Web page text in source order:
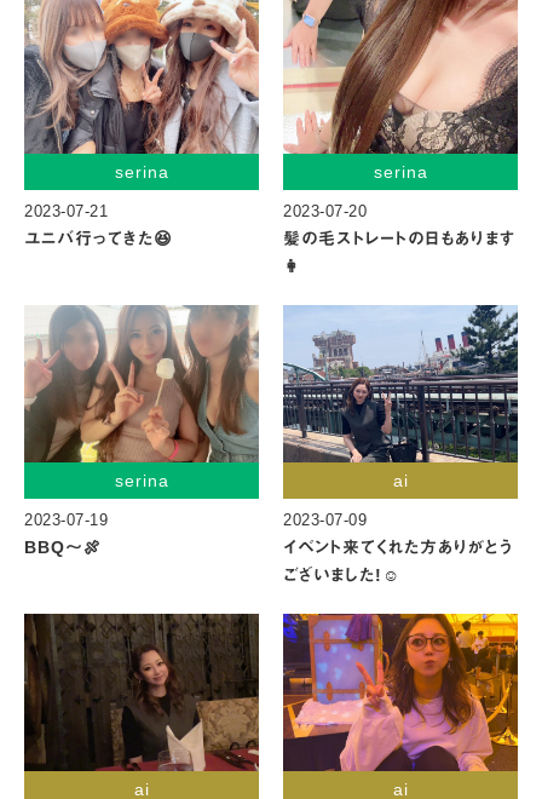
serina
2023-07-21
ユニバ行ってきた😆
serina
2023-07-20
髪の毛ストレートの日もあります
👩
serina
2023-07-19
BBQ〜🍖
ai
2023-07-09
イベント来てくれた方ありがとう
ございました!☺️
ai ai